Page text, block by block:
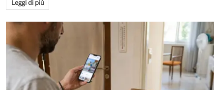
Leggi di più